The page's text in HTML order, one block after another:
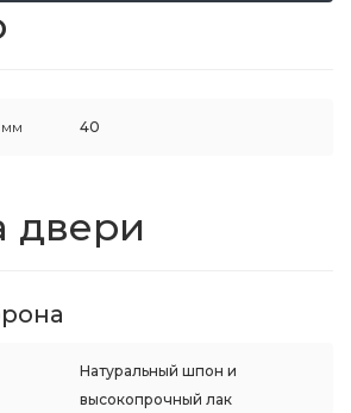
мм 40
двери
Натуральный шпон и
высокопрочный лак